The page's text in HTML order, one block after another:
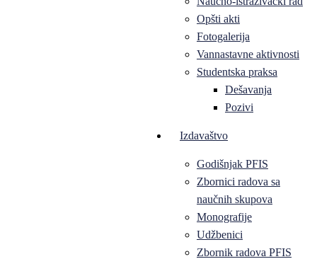
Opšti akti
Fotogalerija
Vannastavne aktivnosti
Studentska praksa
Dešavanja
Pozivi
Izdavaštvo
Godišnjak PFIS
Zbornici radova sa
naučnih skupova
Monografije
Udžbenici
Zbornik radova PFIS